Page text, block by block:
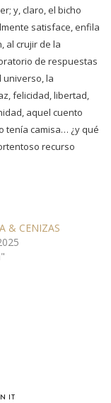
y, claro, el bicho
satisface, enfila
al crujir de la
de respuestas
universo, la
felicidad, libertad,
aquel cuento
tenía camisa… ¿y qué
recurso
& CENIZAS
IT